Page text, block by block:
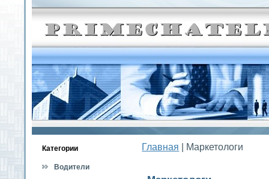
Категοрии
Водители
Главная | Маркетологи